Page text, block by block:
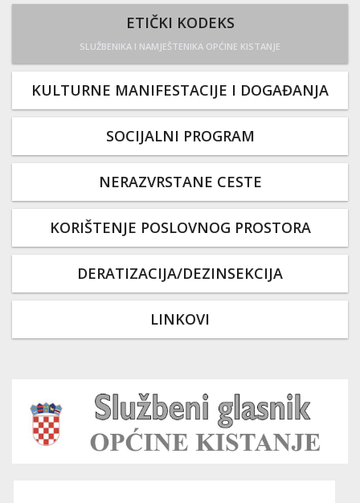
ETIČKI KODEKS
SLUŽBENIKA I NAMJEŠTENIKA OPĆINE KISTANJE
KULTURNE MANIFESTACIJE I DOGAĐANJA
SOCIJALNI PROGRAM
NERAZVRSTANE CESTE
KORIŠTENJE POSLOVNOG PROSTORA
DERATIZACIJA/DEZINSEKCIJA
LINKOVI